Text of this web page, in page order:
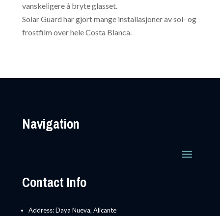
vanskeligere å bryte glasset.
Solar Guard har gjort mange installasjoner av sol- og
frostfilm over hele Costa Blanca.
Navigation
Contact Info
Address: Daya Nueva, Alicante